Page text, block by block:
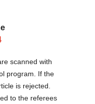
scanned with
program. If the
is rejected.
to the referees